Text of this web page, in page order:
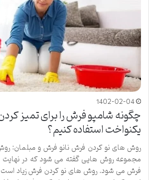
1402-02-04
چگونه شامپو فرش را برای تمیز
یکنواخت استفاده کنیم؟
روش های نو کردن فرش نانو فرش و مبلمان:
مجموعه روش هایی گفته می شود که در نهایت
فرش می شود. روش های نو کردن فرش زیاد است